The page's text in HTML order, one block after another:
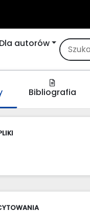
Dla autorów
Bibliografia